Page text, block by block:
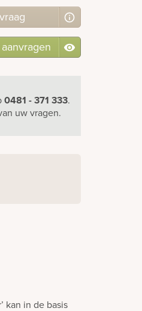
vraag
0481 - 371 333.
uw vragen.
kan in de basis